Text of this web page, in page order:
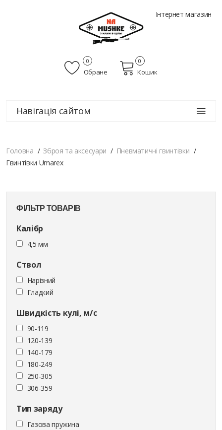
Інтернет магазин
Обране
0
Кошик
0
Навігація сайтом
Головна Зброя та аксесуари
Пневматичні гвинтівки
Гвинтівки Umarex
ФІЛЬТР ТОВАРІВ
Калібр
4,5 мм
Ствол
Нарізний
Гладкий
Швидкість кулі, м/с
90-119
120-139
140-179
180-249
250-305
306-359
Тип заряду
Газова пружина